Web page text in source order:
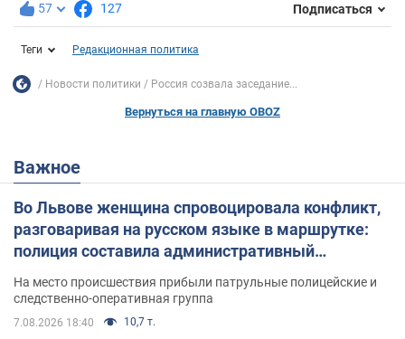
57 127 Подписаться
Теги Редакционная политика
Новости политики Россия созвала заседание...
Вернуться на главную OBOZ
Важное
Во Львове женщина спровоцировала конфликт,
разговаривая на русском языке в маршрутке:
полиция составила административный
протокол. Видео
На место происшествия прибыли патрульные полицейские и
следственно-оперативная группа
7.08.2026 18:40 10,7 т.